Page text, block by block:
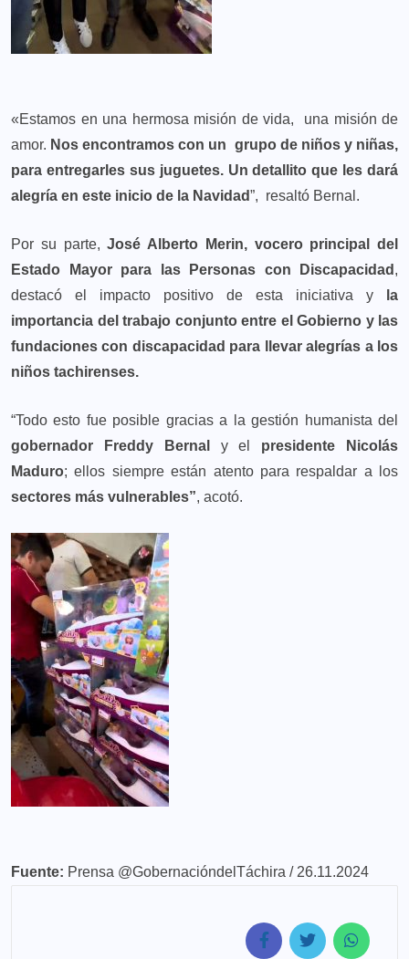
«Estamos en una hermosa misión de vida, una misión de
amor. Nos encontramos con un grupo de niños y niñas,
para entregarles sus juguetes. Un detallito que les dará
alegría en este inicio de la Navidad”, resaltó Bernal.
Por su parte,José Alberto Merin, vocero principal del
Estado Mayor para las Personas con Discapacidad ,
destacó el impacto positivo de esta iniciativa y
la
importancia del trabajo conjunto entre el Gobierno y las
fundaciones con discapacidad para llevar alegrías a los
niños tachirenses.
“Todo esto fue posible gracias a la gestión humanista del
gobernador Freddy Bernal
y el presidente Nicolás
Maduro; ellos siempre están atento para respaldar a los
sectores más vulnerables”, acotó.
Fuente: Prensa @GobernacióndelTáchira / 26.11.2024